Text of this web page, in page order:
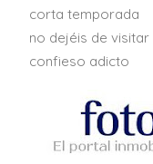
corta temporada
no dejéis de visitar
confieso adicto